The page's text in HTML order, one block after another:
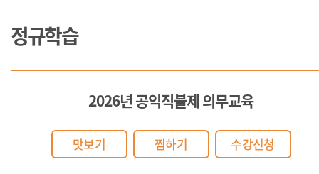
정규학습
2026년 공익직불제 의무교육
맛보기 찜하기 수강신청